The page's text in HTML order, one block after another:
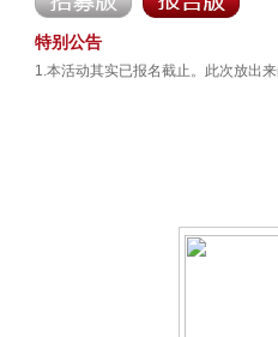
特别公告
1.本活动其实已报名截止。此次放出